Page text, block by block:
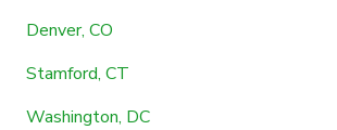
Denver, CO
Stamford, CT
Washington, DC